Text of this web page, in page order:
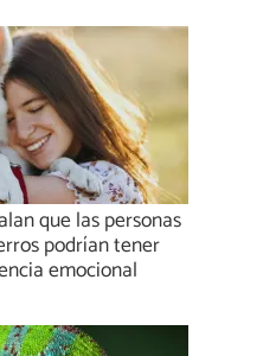
que las personas
podrían tener
emocional